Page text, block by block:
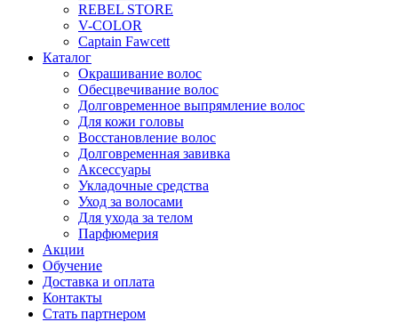
REBEL STORE
V-COLOR
Captain Fawcett
Каталог
Окрашивание волос
Обесцвечивание волос
Долговременное выпрямление волос
Для кожи головы
Восстановление волос
Долговременная завивка
Аксессуары
Укладочные средства
Уход за волосами
Для ухода за телом
Парфюмерия
Акции
Обучение
Доставка и оплата
Контакты
Стать партнером